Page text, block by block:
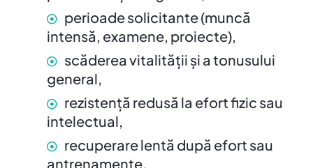
perioade solicitante (muncă
intensă, examene, proiecte),
scăderea vitalității și a tonusului
general,
rezistență redusă la efort fizic sau
intelectual,
recuperare lentă după efort sau
antrenamente,